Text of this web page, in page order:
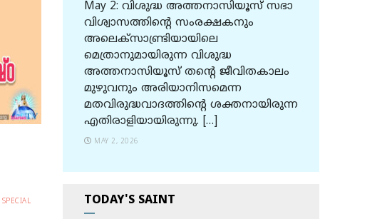
SPECIAL
May 2: വിശുദ്ധ അത്തനാസിയൂസ് സഭാ
വിശ്വാസത്തിന്റെ സംരക്ഷകനും
അലെക്സാണ്ട്രിയായിലെ
മെത്രാനുമായിരുന്ന വിശുദ്ധ
അത്തനാസിയൂസ് തന്റെ ജീവിതകാലം
മുഴുവനും അരിയാനിസമെന്ന
മതവിരുദ്ധവാദത്തിന്റെ ശക്തനായിരുന്ന
എതിരാളിയായിരുന്നു. […]
MAY 2, 2026
TODAY'S SAINT